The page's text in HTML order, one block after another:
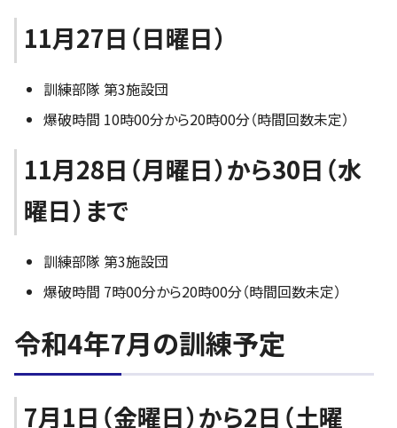
11月27日（日曜日）
訓練部隊 第3施設団
爆破時間 10時00分から20時00分（時間回数未定）
11月28日（月曜日）から30日（水
曜日）まで
訓練部隊 第3施設団
爆破時間 7時00分から20時00分（時間回数未定）
令和4年7月の訓練予定
7月1日（金曜日）から2日（土曜